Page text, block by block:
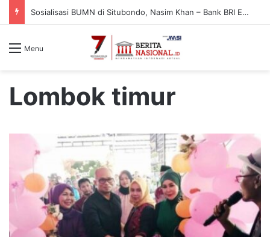
Sosialisasi BUMN di Situbondo, Nasim Khan – Bank BRI Edukasi Warga Cegah Penipuan Digital
Menu
Lombok timur